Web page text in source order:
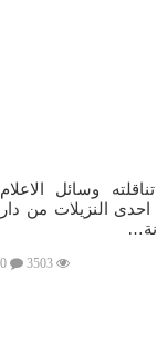
وسائل الاعلام
النزيلات من دار